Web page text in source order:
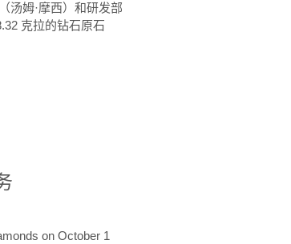
汤姆·摩西）和研发部
克拉的钻石原石
on October 1